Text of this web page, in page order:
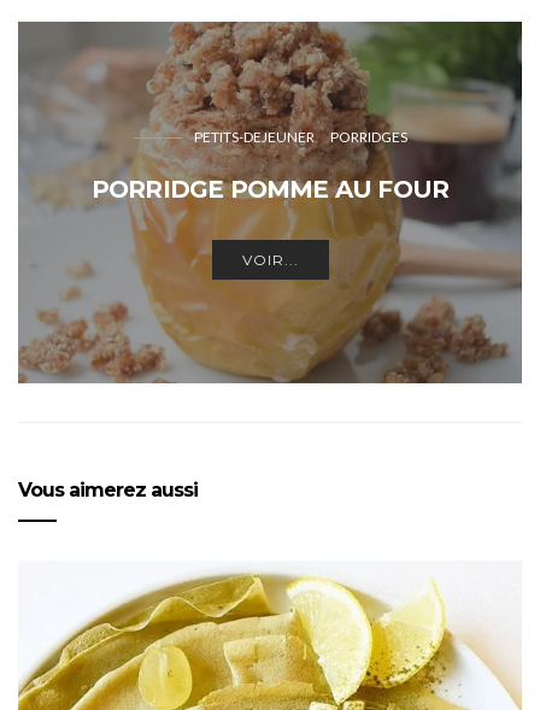
PETITS-DEJEUNER PORRIDGES
PORRIDGE POMME AU FOUR
VOIR...
Vous aimerez aussi